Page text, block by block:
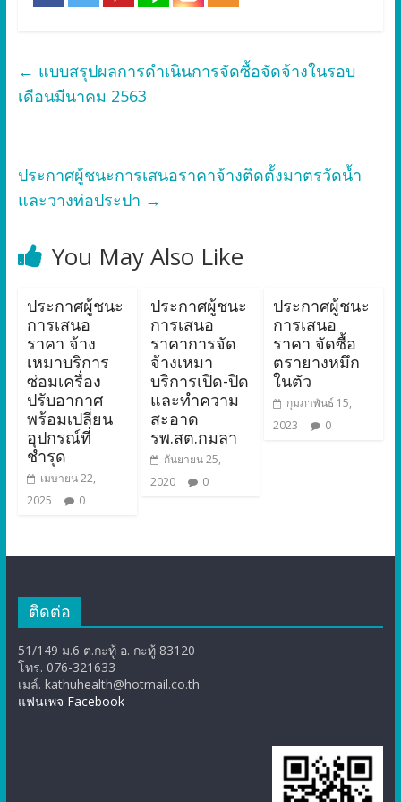
← แบบสรุปผลการดำเนินการจัดซื้อจัดจ้างในรอบ
เดือนมีนาคม 2563
ประกาศผู้ชนะการเสนอราคาจ้างติดตั้งมาตรวัดน้ำ
และวางท่อประปา →
You May Also Like
ประกาศผู้ชนะ
การเสนอ
ราคา จ้าง
เหมาบริการ
ซ่อมเครื่อง
ปรับอากาศ
พร้อมเปลี่ยน
อุปกรณ์ที่
ชำรุด
เมษายน 22,
2025
0
ประกาศผู้ชนะ
การเสนอ
ราคาการจัด
จ้างเหมา
บริการเปิด-ปิด
และทำความ
สะอาด
รพ.สต.กมลา
กันยายน 25,
2020
0
ประกาศผู้ชนะ
การเสนอ
ราคา จัดซื้อ
ตรายางหมึก
ในตัว
กุมภาพันธ์ 15,
2023
0
ติดต่อ
51/149 ม.6 ต.กะทู้ อ. กะทู้ 83120
โทร. 076-321633
เมล์. kathuhealth@hotmail.co.th
แฟนเพจ Facebook